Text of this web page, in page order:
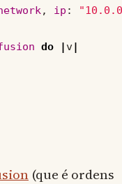
, ip :
do v
(que é ordens